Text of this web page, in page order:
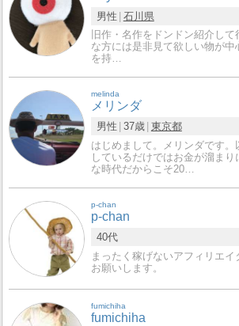
男性 石川県
旧作・名作をドンドン紹介し
な方には是非見て欲しい物が
を持…
melinda
メリンダ
男性 37歳 東京都
はじめまして。メリンダです
しているだけではお金が溜ま
な時代だからこそ20…
p-chan
p-chan
40代
まったく稼げないアフィリエイ
お願いします。
fumichiha
fumichiha